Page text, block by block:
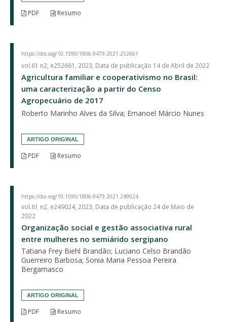
PDF Resumo
https://doi.org/10.1590/1806-9479.2021.252661
vol.61 n2, e252661, 2023, Data de publicação 14 de Abril de 2022
Agricultura familiar e cooperativismo no Brasil:
uma caracterização a partir do Censo
Agropecuário de 2017
Roberto Marinho Alves da Silva; Emanoel Márcio Nunes
ARTIGO ORIGINAL
PDF Resumo
https://doi.org/10.1590/1806-9479.2021.249024
vol.61 n2, e249024, 2023, Data de publicação 24 de Maio de
2022
Organização social e gestão associativa rural
entre mulheres no semiárido sergipano
Tatiana Frey Biehl Brandão; Luciano Celso Brandão
Guerreiro Barbosa; Sonia Maria Pessoa Pereira
Bergamasco
ARTIGO ORIGINAL
PDF Resumo